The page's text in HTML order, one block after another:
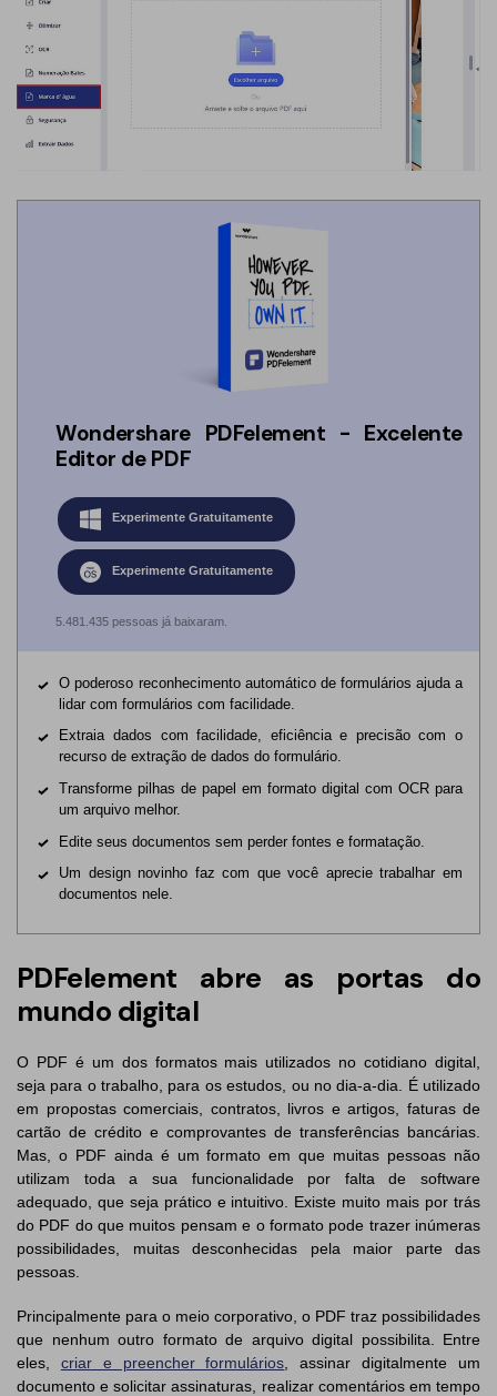
Wondershare PDFelement - Excelente
Editor de PDF
Experimente Gratuitamente
Experimente Gratuitamente
5.481.435 pessoas já baixaram.
O poderoso reconhecimento automático de formulários ajuda a
lidar com formulários com facilidade.
Extraia dados com facilidade, eficiência e precisão com o
recurso de extração de dados do formulário.
Transforme pilhas de papel em formato digital com OCR para
um arquivo melhor.
Edite seus documentos sem perder fontes e formatação.
Um design novinho faz com que você aprecie trabalhar em
documentos nele.
PDFelement abre as portas do
mundo digital
O PDF é um dos formatos mais utilizados no cotidiano digital,
seja para o trabalho, para os estudos, ou no dia-a-dia. É utilizado
em propostas comerciais, contratos, livros e artigos, faturas de
cartão de crédito e comprovantes de transferências bancárias.
Mas, o PDF ainda é um formato em que muitas pessoas não
utilizam toda a sua funcionalidade por falta de software
adequado, que seja prático e intuitivo. Existe muito mais por trás
do PDF do que muitos pensam e o formato pode trazer inúmeras
possibilidades, muitas desconhecidas pela maior parte das
pessoas.
Principalmente para o meio corporativo, o PDF traz possibilidades
que nenhum outro formato de arquivo digital possibilita. Entre
eles, criar e preencher formulários , assinar digitalmente um
documento e solicitar assinaturas, realizar comentários em tempo